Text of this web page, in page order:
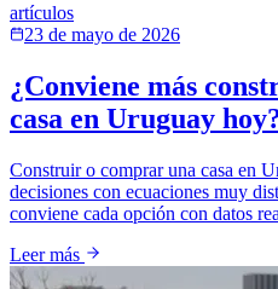
artículos
23 de mayo de 2026
¿Conviene más
casa en Uruguay
Construir o comprar una casa en
decisiones con ecuaciones muy
conviene cada opción con datos
Leer más